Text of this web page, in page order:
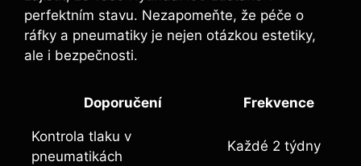
perfektním stavu. Nezapomeňte, že péče o
ráfky a pneumatiky je nejen otázkou estetiky,
ale i bezpečnosti.
Doporučení Frekvence
Kontrola tlaku v
pneumatikách
Každé 2 týdny